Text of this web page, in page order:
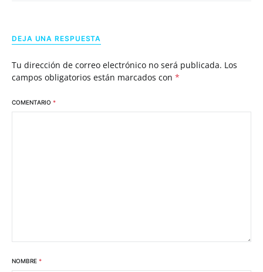
DEJA UNA RESPUESTA
Tu dirección de correo electrónico no será publicada. Los
campos obligatorios están marcados con *
COMENTARIO *
NOMBRE *